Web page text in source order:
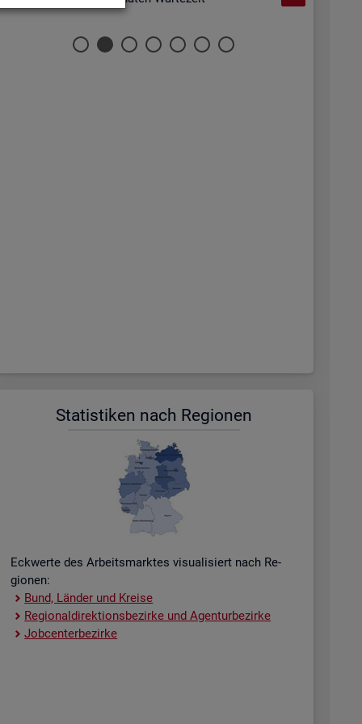
Sta­tis­ti­ken nach Re­gio­nen
Eck­wer­te des Ar­beits­mark­tes vi­sua­li­siert nach Re­
gio­nen:
Bund, Län­der und Krei­se
Re­gio­nal­di­rek­ti­ons­be­zir­ke und Agen­tur­be­zir­ke
Job­cent­er­be­zir­ke